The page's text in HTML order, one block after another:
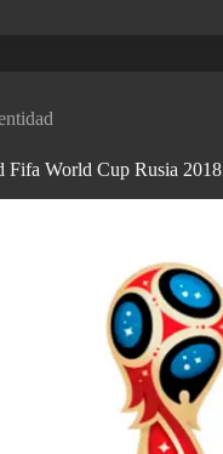
Fifa World Cup Rusia 2018